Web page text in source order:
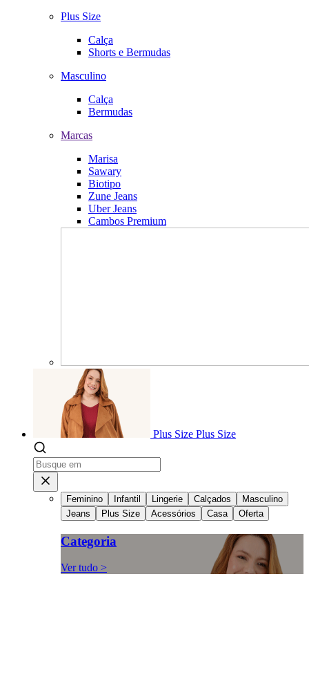
Plus Size
Calça
Shorts e Bermudas
Masculino
Calça
Bermudas
Marcas
Marisa
Sawary
Biotipo
Zune Jeans
Uber Jeans
Cambos Premium
Plus Size Plus Size
Feminino Infantil Lingerie Calçados
Masculino
Jeans
Plus Size Acessórios Casa Oferta
Categoria
Ver tudo >